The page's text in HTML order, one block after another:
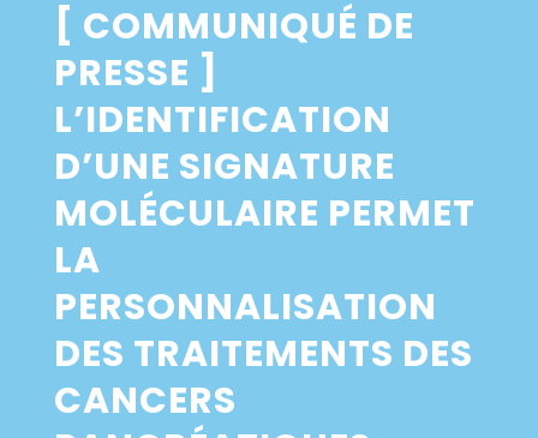
[ COMMUNIQUÉ DE
PRESSE ]
L’IDENTIFICATION
D’UNE SIGNATURE
MOLÉCULAIRE PERMET
LA
PERSONNALISATION
DES TRAITEMENTS DES
CANCERS